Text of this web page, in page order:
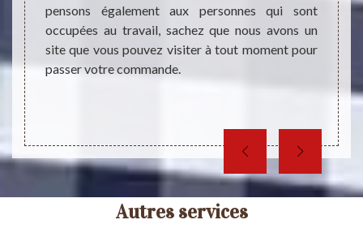
vous
pensons également aux personnes qui sont
occupées au travail, sachez que nous avons un
site que vous pouvez visiter à tout moment pour
passer votre commande.
Autres services